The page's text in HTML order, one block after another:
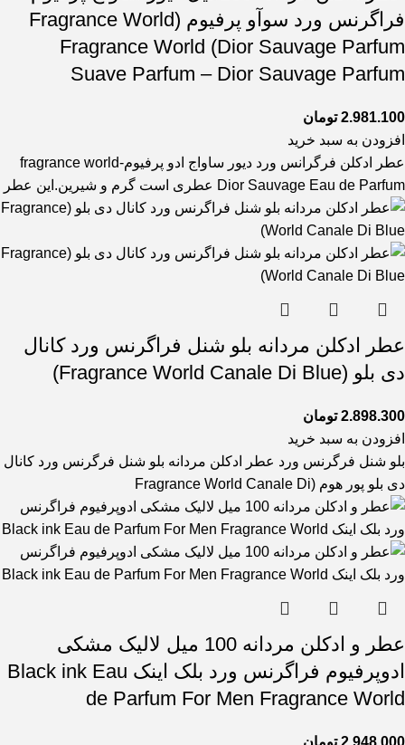
فراگرنس ورد سوآو پرفیوم (Fragrance World
Dior Sauvage Parfum) Fragrance World
Suave Parfum – Dior Sauvage Parfum
2.981.100 تومان
افزودن به سبد خرید
عطر ادکلن فرگرانس ورد دیور ساواج ادو پرفیوم-fragrance world
Dior Sauvage Eau de Parfum عطری است گرم و شیرین.این عطر
عطر ادکلن مردانه بلو شنل فراگرنس ورد کانال
دی بلو (Fragrance World Canale Di Blue)
2.898.300 تومان
افزودن به سبد خرید
بلو شنل فرگرنس ورد عطر ادکلن مردانه بلو شنل فرگرنس ورد کانال
دی بلو پور هوم (Fragrance World Canale Di
عطر و ادکلن مردانه 100 میل لالیک مشکی
ادوپرفیوم فراگرنس ورد بلک اینک Black ink Eau
de Parfum For Men Fragrance World